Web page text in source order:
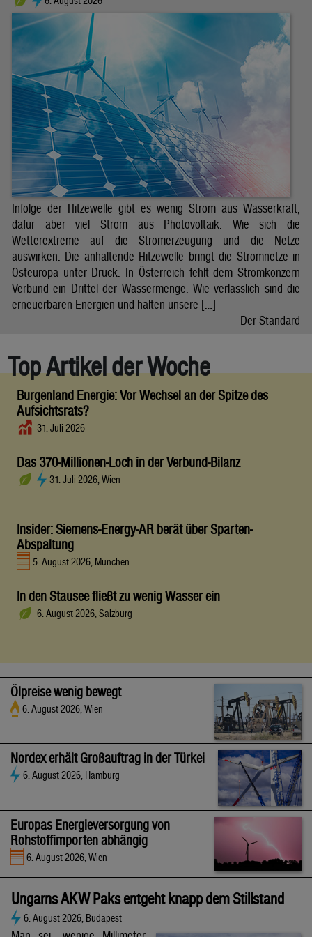
Infolge der Hitzewelle gibt es wenig Strom aus Wasserkraft,
dafür aber viel Strom aus Photovoltaik. Wie sich die
Wetterextreme auf die Stromerzeugung und die Netze
auswirken. Die anhaltende Hitzewelle bringt die Stromnetze in
Osteuropa unter Druck. In Österreich fehlt dem Stromkonzern
Verbund ein Drittel der Wassermenge. Wie verlässlich sind die
erneuerbaren Energien und halten unsere […]
Der Standard
Top Artikel der Woche
Burgenland Energie: Vor Wechsel an der Spitze des
Aufsichtsrats?
31. Juli 2026
Das 370-Millionen-Loch in der Verbund-Bilanz
31. Juli 2026, Wien
Insider: Siemens-Energy-AR berät über Sparten-
Abspaltung
5. August 2026, München
In den Stausee fließt zu wenig Wasser ein
6. August 2026, Salzburg
Ölpreise wenig bewegt
6. August 2026, Wien
Nordex erhält Großauftrag in der Türkei
6. August 2026, Hamburg
Europas Energieversorgung von
Rohstoffimporten abhängig
6. August 2026, Wien
Ungarns AKW Paks entgeht knapp dem Stillstand
6. August 2026, Budapest